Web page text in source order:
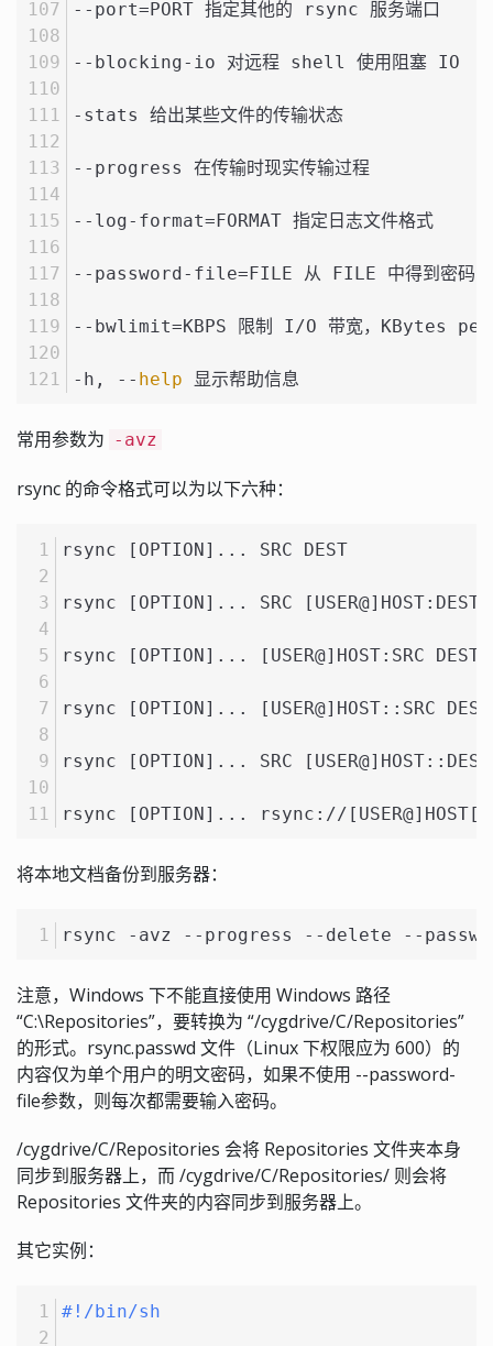
--port=PORT 指定其他的 rsync 服务端口
--blocking-io 对远程 shell 使用阻塞 IO
-stats 给出某些文件的传输状态
--progress 在传输时现实传输过程
--log-format=FORMAT 指定日志文件格式
--password-file=FILE 从 FILE 中得到密码
--bwlimit=KBPS 限制 I/O 带宽，KBytes
-h, -- help 显示帮助信息
常用参数为 -avz
rsync 的命令格式可以为以下六种：
rsync [OPTION]... SRC DEST
rsync [OPTION]... SRC [USER@]HOST:DEST
rsync [OPTION]... [USER@]HOST:SRC DEST
rsync [OPTION]... [USER@]HOST::SRC
rsync [OPTION]... SRC
rsync [OPTION]... rsync://
将本地文档备份到服务器：
rsync -avz --progress --delete --
注意，Windows 下不能直接使用 Windows 路径
“C:\Repositories”，要转换为 “/cygdrive/C/Repositories”
的形式。rsync.passwd 文件（Linux 下权限应为 600）的
内容仅为单个用户的明文密码，如果不使用 --password-
file参数，则每次都需要输入密码。
/cygdrive/C/Repositories 会将 Repositories 文件夹本身
同步到服务器上，而 /cygdrive/C/Repositories/ 则会将
Repositories 文件夹的内容同步到服务器上。
其它实例：
#!/bin/sh